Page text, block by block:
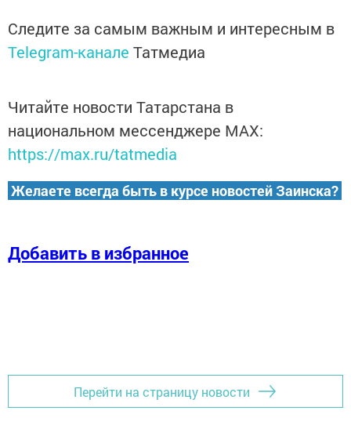
Следите за самым важным и интересным в
Telegram-канале Татмедиа
Читайте новости Татарстана в
национальном мессенджере MАХ:
https://max.ru/tatmedia
Желаете всегда быть в курсе новостей Заинска?
Добавить в избранное
Перейти на страницу новости